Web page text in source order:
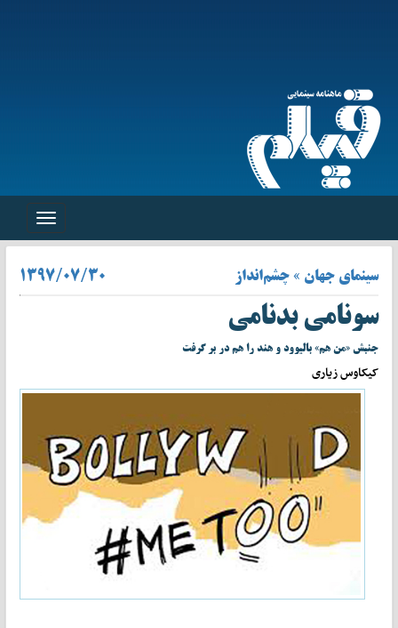
Toggle
سینمای جهان » چشم‌انداز ۱۳۹۷/۰۷/۳۰
سونامی بدنامی
جنبش «من هم» بالیوود و هند را هم در بر گرفت
کیکاوس زیاری